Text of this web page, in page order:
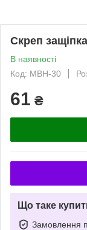
Скреп
В наявності
Код: MBH-30
61 ₴
Що таке
Замовлення